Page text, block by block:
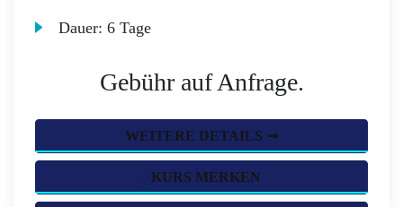
Dauer:6 Tage
Gebühr auf Anfrage.
WEITERE DETAILS ➞
KURS MERKEN